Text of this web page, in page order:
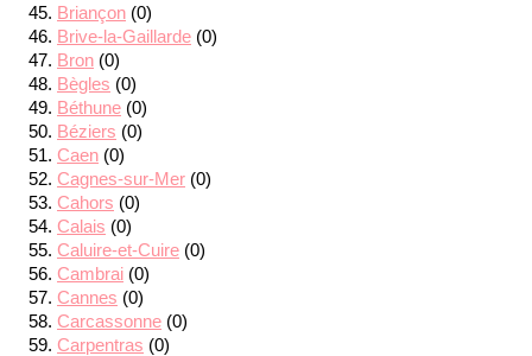
Briançon (0)
Brive-la-Gaillarde (0)
Bron (0)
Bègles (0)
Béthune (0)
Béziers (0)
Caen (0)
Cagnes-sur-Mer (0)
Cahors (0)
Calais (0)
Caluire-et-Cuire (0)
Cambrai (0)
Cannes (0)
Carcassonne (0)
Carpentras (0)